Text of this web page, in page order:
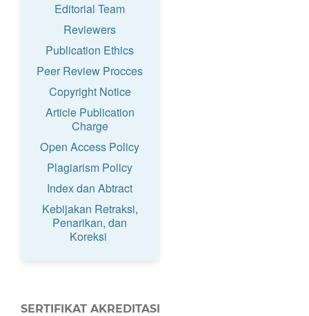
Editorial Team
Reviewers
Publication Ethics
Peer Review Procces
Copyright Notice
Article Publication
Charge
Open Access Policy
Plagiarism Policy
Index dan Abtract
Kebijakan Retraksi,
Penarikan, dan
Koreksi
SERTIFIKAT AKREDITASI